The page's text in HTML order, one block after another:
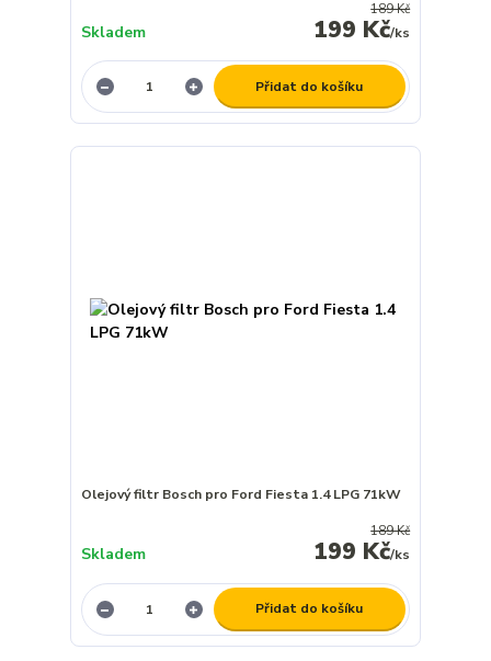
189 Kč
199 Kč/ks
Skladem
Přidat do košíku
Olejový filtr Bosch pro Ford Fiesta 1.4 LPG 71kW
189 Kč
199 Kč/ks
Skladem
Přidat do košíku